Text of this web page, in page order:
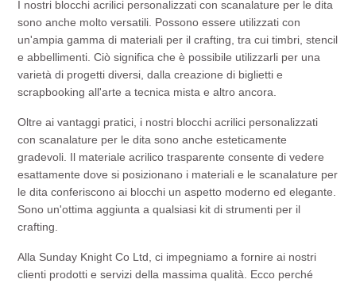
I nostri blocchi acrilici personalizzati con scanalature per le dita
sono anche molto versatili. Possono essere utilizzati con
un'ampia gamma di materiali per il crafting, tra cui timbri, stencil
e abbellimenti. Ciò significa che è possibile utilizzarli per una
varietà di progetti diversi, dalla creazione di biglietti e
scrapbooking all'arte a tecnica mista e altro ancora.
Oltre ai vantaggi pratici, i nostri blocchi acrilici personalizzati
con scanalature per le dita sono anche esteticamente
gradevoli. Il materiale acrilico trasparente consente di vedere
esattamente dove si posizionano i materiali e le scanalature per
le dita conferiscono ai blocchi un aspetto moderno ed elegante.
Sono un'ottima aggiunta a qualsiasi kit di strumenti per il
crafting.
Alla Sunday Knight Co Ltd, ci impegniamo a fornire ai nostri
clienti prodotti e servizi della massima qualità. Ecco perché